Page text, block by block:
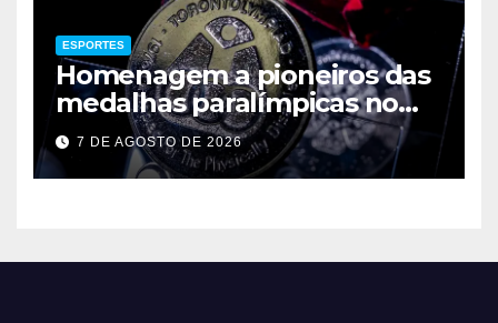
ESPORTES
Homenagem a pioneiros das
medalhas paralímpicas no
Brasil
7 DE AGOSTO DE 2026